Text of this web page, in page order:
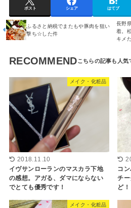
ポスト シェア はてブ
ふるさと納税でまたもや豚肉を狙い
撃ち☆した件
長野
着。
キメ
RECOMMEND
メイク・化粧品
2018.11.10
イヴサンローランのマスカラ下地
の感想。アガる、ダマにならない
でとても優秀です！
コ
チ
ど！
メイク・化粧品